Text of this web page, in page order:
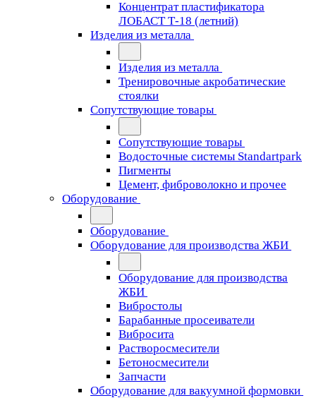
Концентрат пластификатора
ЛОБАСТ Т-18 (летний)
Изделия из металла
Изделия из металла
Тренировочные акробатические
стоялки
Сопутствующие товары
Сопутствующие товары
Водосточные системы Standartpark
Пигменты
Цемент, фиброволокно и прочее
Оборудование
Оборудование
Оборудование для производства ЖБИ
Оборудование для производства
ЖБИ
Вибростолы
Барабанные просеиватели
Вибросита
Растворосмесители
Бетоносмесители
Запчасти
Оборудование для вакуумной формовки